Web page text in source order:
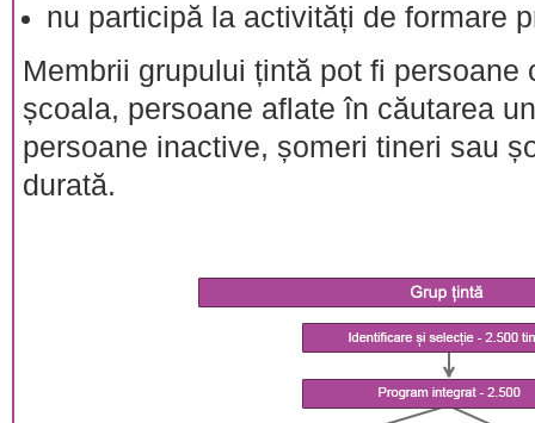
nu participă la activități de formare
Membrii grupului țintă pot fi persoane
școala, persoane aflate în căutarea
persoane inactive, șomeri tineri sau
durată.